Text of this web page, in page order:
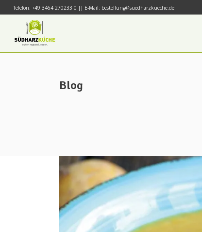
Telefon: +49 3464 270233 0 || E-Mail: bestellung@suedharzkueche.de
Blog